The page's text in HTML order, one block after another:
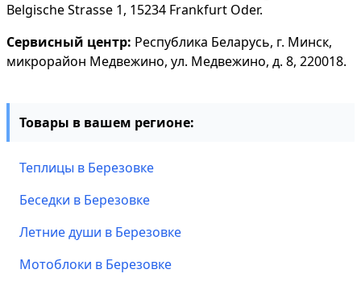
Belgische Strasse 1, 15234 Frankfurt Oder.
Сервисный центр: Республика Беларусь, г. Минск,
микрорайон Медвежино, ул. Медвежино, д. 8, 220018.
Товары в вашем регионе:
Теплицы в Березовке
Беседки в Березовке
Летние души в Березовке
Мотоблоки в Березовке